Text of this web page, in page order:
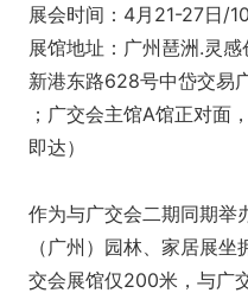
展会时间：4月21-27日/
展馆地址：广州琶洲.灵
新港东路628号中岱交易
；广交会主馆A馆正对面
即达）
作为与广交会二期同期举
（广州）园林、家居展
交会展馆仅200米，与广